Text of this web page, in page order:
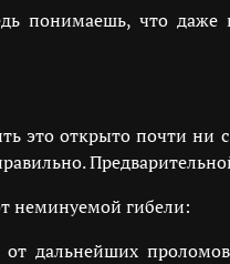
понимаешь, что даже
открыто почти ни
неминуемой гибели:
дальнейших проломов